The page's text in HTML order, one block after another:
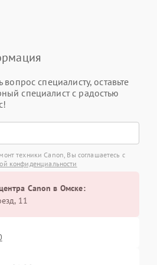
вопрос специалисту, оставьте
специалист с радостью
техники Canon, Вы соглашаетесь с
конфиденциальности
Canon в Омске:
11